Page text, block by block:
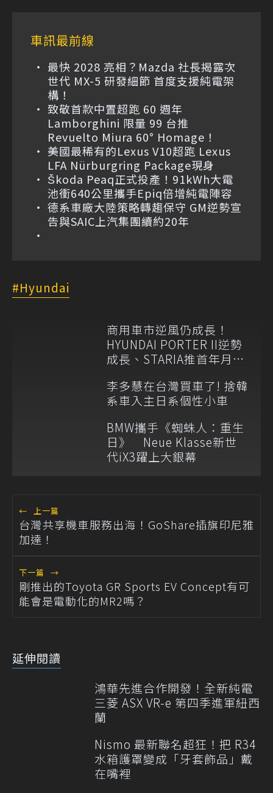
車訊最前線
最快 2028 亮相？Mazda 社長揭露次
世代 MX-5 研發細節 首度支援純電架
構！
致敬首款中置超跑 60 週年
Lamborghini 限量 99 台推
Revuelto Miura 60° Homage！
美國最稀有的Lexus V10超跑 Lexus
LFA Nürburgring Package現身
Škoda Peaq正式投產！91kWh大電
池衝640公里攜手Epiq倍增純電陣容
德系車廠大陸策略轉趨保守 GM逆勢宣
告與SAIC上汽集團續約20年
Hyundai
商用車市逆風仍成長！
HYUNDAI PORTER II逆勢
成長、STARIA推首年月付
李多慧在台灣買車了! 捨韓
系車入主日系個性小車
BMW攜手《蜘蛛人：重生
日》 Neue Klasse新世
代iX3躍上大銀幕
← 上一篇
台灣共享機車服務出海！GoShare插旗印尼雅
加達！
下一篇 →
剛推出的Toyota GR Sports EV Concept有可
能會是電動化的MR2嗎？
延伸閱讀
鴻華先進合作開發！全新純電
三菱 ASX VR-e 第四季進軍紐西
蘭
Nismo 最新聯名超狂！把 R34
水箱護罩變成「牙套飾品」戴
在嘴裡